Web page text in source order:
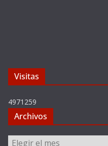
Visitas
4971259
Archivos
Archivos